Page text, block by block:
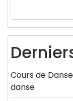
Cours de
danse